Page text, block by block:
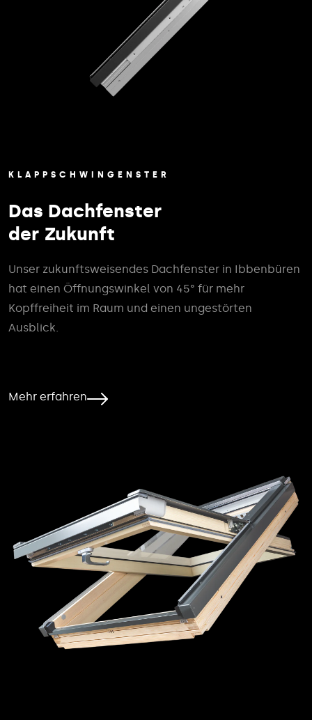
KLAPPSCHWINGENSTER
Das Dachfenster
der Zukunft
Unser zukunftsweisendes Dachfenster in Ibbenbüren
hat einen Öffnungswinkel von 45° für mehr
Kopffreiheit im Raum und einen ungestörten
Ausblick.
Mehr erfahren